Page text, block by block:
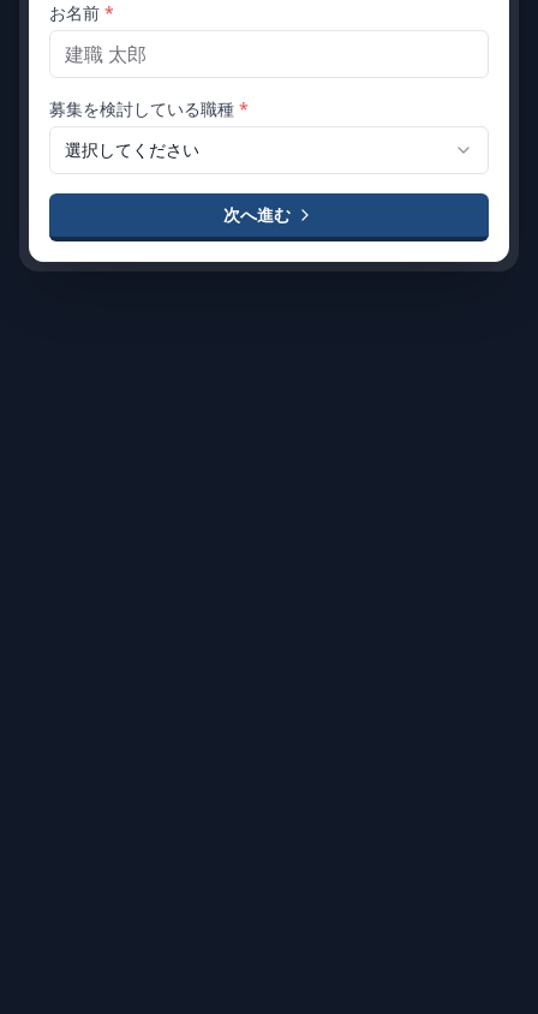
お名前 *
募集を検討している職種 *
選択してください
次へ進む